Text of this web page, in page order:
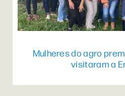
Mulheres do agro
visitaram a